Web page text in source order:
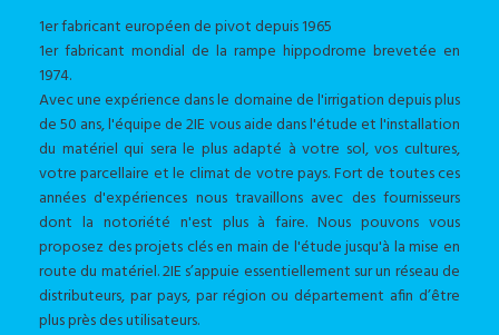
1er fabricant européen de pivot depuis 1965
1er fabricant mondial de la rampe hippodrome brevetée en
1974.
Avec une expérience dans le domaine de l'irrigation depuis plus
de 50 ans, l'équipe de 2IE vous aide dans l'étude et l'installation
du matériel qui sera le plus adapté à votre sol, vos cultures,
votre parcellaire et le climat de votre pays. Fort de toutes ces
années d'expériences nous travaillons avec des fournisseurs
dont la notoriété n'est plus à faire. Nous pouvons vous
proposez des projets clés en main de l'étude jusqu'à la mise en
route du matériel. 2IE s’appuie essentiellement sur un réseau de
distributeurs, par pays, par région ou département afin d’être
plus près des utilisateurs.